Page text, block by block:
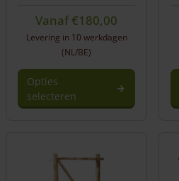
Vanaf€180,00
Levering in 10 werkdagen
(NL/BE)
Opties
selecteren
meerdere